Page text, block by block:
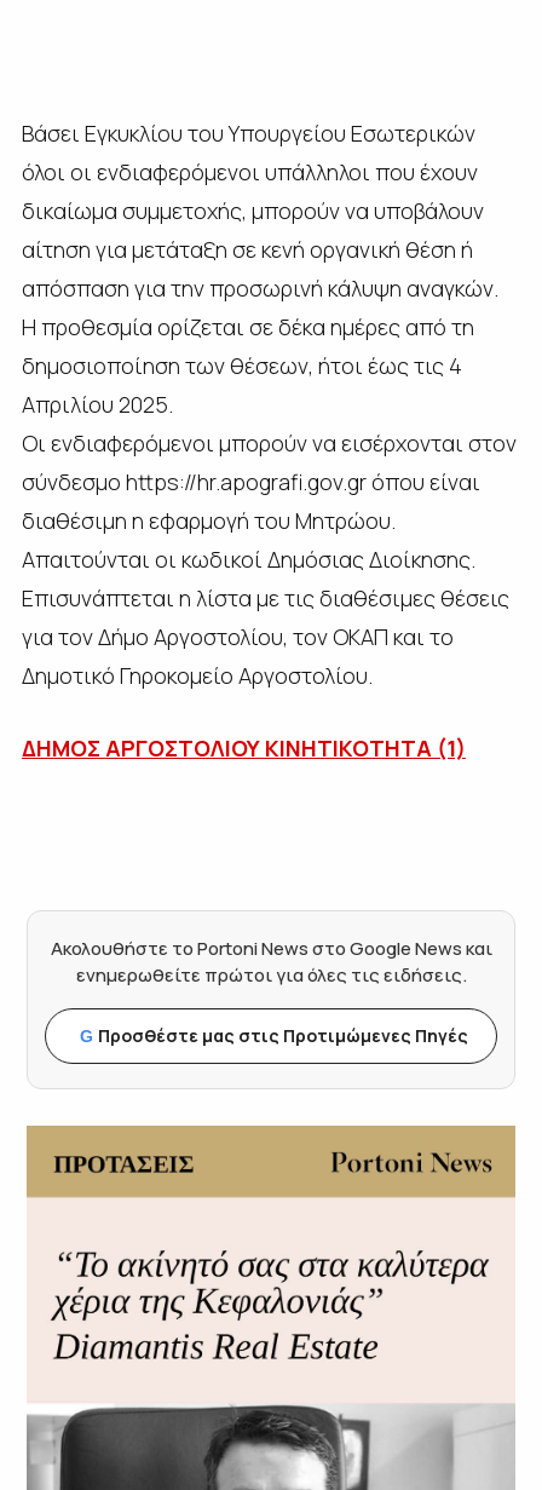
Βάσει Εγκυκλίου του Υπουργείου Εσωτερικών
όλοι οι ενδιαφερόμενοι υπάλληλοι που έχουν
δικαίωμα συμμετοχής, μπορούν να υποβάλουν
αίτηση για μετάταξη σε κενή οργανική θέση ή
απόσπαση για την προσωρινή κάλυψη αναγκών.
Η προθεσμία ορίζεται σε δέκα ημέρες από τη
δημοσιοποίηση των θέσεων, ήτοι έως τις 4
Απριλίου 2025.
Οι ενδιαφερόμενοι μπορούν να εισέρχονται στον
σύνδεσμο https://hr.apografi.gov.gr όπου είναι
διαθέσιμη η εφαρμογή του Μητρώου.
Απαιτούνται οι κωδικοί Δημόσιας Διοίκησης.
Επισυνάπτεται η λίστα με τις διαθέσιμες θέσεις
για τον Δήμο Αργοστολίου, τον ΟΚΑΠ και το
Δημοτικό Γηροκομείο Αργοστολίου.
ΔΗΜΟΣ ΑΡΓΟΣΤΟΛΙΟΥ ΚΙΝΗΤΙΚΟΤΗΤΑ (1)
Ακολουθήστε το Portoni News στο Google News και
ενημερωθείτε πρώτοι για όλες τις ειδήσεις.
G Προσθέστε μας στις Προτιμώμενες Πηγές